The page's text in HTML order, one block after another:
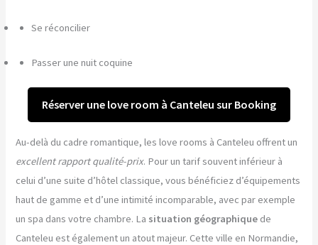
Se réconcilier
Passer une nuit coquine
Réserver une love room à Canteleu sur Booking
Au-delà du cadre romantique, les love rooms à Canteleu offrent un
excellent rapport qualité-prix. Pour un tarif souvent inférieur à
celui d’une suite d’hôtel classique, vous bénéficiez d’équipements
haut de gamme et d’une intimité incomparable, avec par exemple
un spa dans votre chambre. La situation géographique de
Canteleu est également un atout majeur. Cette ville en Normandie,